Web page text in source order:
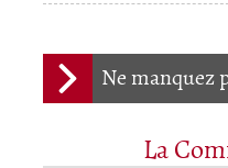
Ne manquez
La